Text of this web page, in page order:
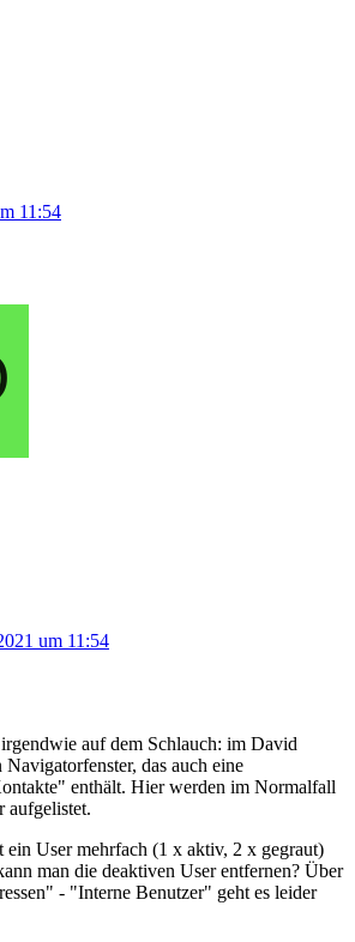
11:54
um 11:54
auf dem Schlauch: im David
das auch eine
enthält. Hier werden im Normalfall
aufgelistet.
ein User mehrfach (1 x aktiv, 2 x gegraut)
man die deaktiven User entfernen? Über
- "Interne Benutzer" geht es leider